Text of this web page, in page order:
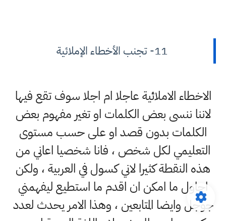
11- تجنب الأخطاء الإملائية
الاخطاء الاملائية عاجلا ام اجلا سوف تقع فيها
لاننا ننسى بعض الكلمات او تغير مفهوم بعض
الكلمات بدون قصد او على حسب مستوى
التعليمي لكل شخص ، فانا شخصيا اعاني من
هذه النقطة كثيرا لاني كسول في العربية ، ولكن
احاول ما امكن ان اقدم ما استطيع ليفهمني
جوجل وايضا المتابعين ، وهذا الامر يحدث لعدد